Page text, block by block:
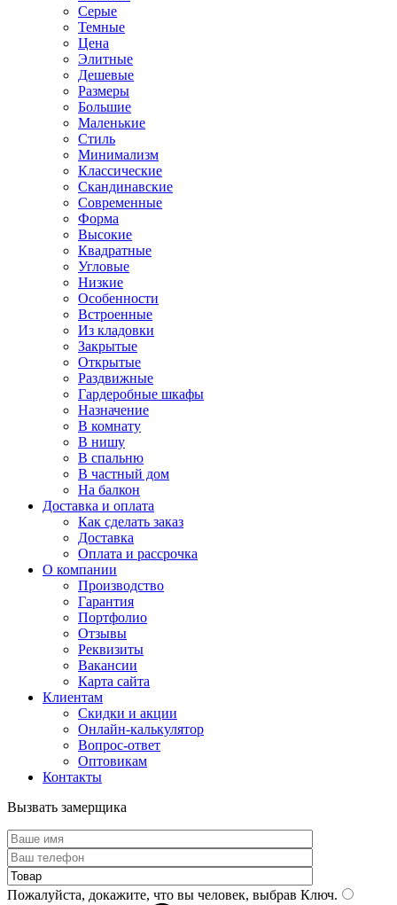
Серые
Темные
Цена
Элитные
Дешевые
Размеры
Большие
Маленькие
Стиль
Минимализм
Классические
Скандинавские
Современные
Форма
Высокие
Квадратные
Угловые
Низкие
Особенности
Встроенные
Из кладовки
Закрытые
Открытые
Раздвижные
Гардеробные шкафы
Назначение
В комнату
В нишу
В спальню
В частный дом
На балкон
Доставка и оплата
Как сделать заказ
Доставка
Оплата и рассрочка
О компании
Производство
Гарантия
Портфолио
Отзывы
Реквизиты
Вакансии
Карта сайта
Клиентам
Скидки и акции
Онлайн-калькулятор
Вопрос-ответ
Оптовикам
Контакты
Вызвать замерщика
Пожалуйста, докажите, что вы человек, выбрав Ключ.